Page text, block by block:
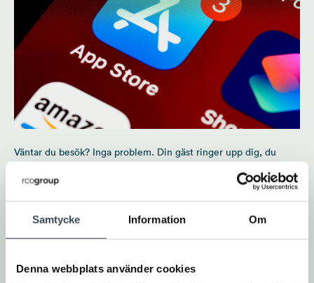
Samtycke Information Om
Denna webbplats använder cookies
Väntar du besök? Inga problem. Din gäst ringer upp dig, du
och enkla designen är appen väldigt smidig att använda. Med
ett tryck på skärmen öppnar du enkelt de dörrar du har
behörighet till – utan tag eller kort.
öppna dörrar, kan det bli bättre?